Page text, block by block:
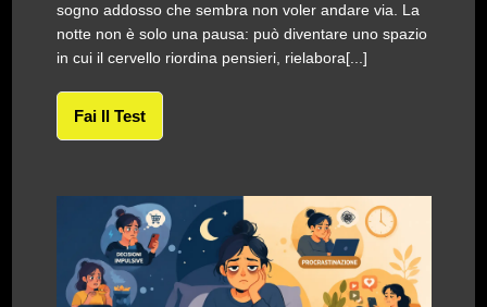
sogno addosso che sembra non voler andare via. La
notte non è solo una pausa: può diventare uno spazio
in cui il cervello riordina pensieri, rielabora[...]
Fai Il Test